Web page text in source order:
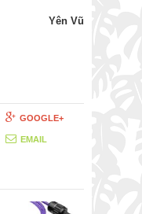
Yên Vũ
GOOGLE+
EMAIL